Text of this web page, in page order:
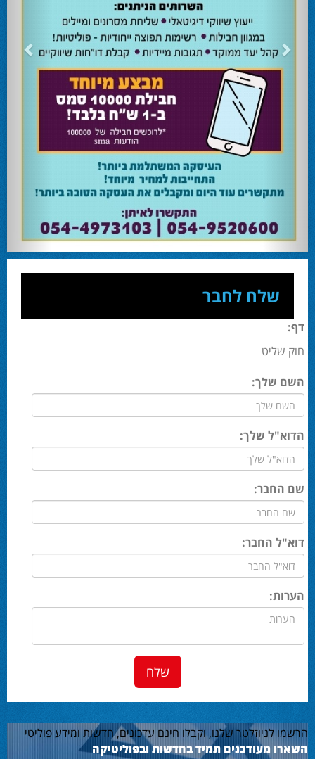
השרה מירי רגב קוראת לבוא ולהצביע ולהשפיע 24.02.24
השרה מירי רגב קוראת לבוא ולהצביע ולהשפיע בבחירות המוניציפליות שיתקיימו ביום
אוהד שגב הפסיד בעכו
עמיחי בן שלוש מקורבו של השר ניר ברקת ניצח את הבחירות בעכו ויכהן כראש העיר.
מחל זכתה במנדט אחד בבאר שבע
עו''ד אמנון כהן שעומד בראש רשימת מחל למועצת העיר זכה במנדט אחד ואילו שמעון
בוקר שהתמודד אף הוא למועצה לא הצליח להיבחר.
המשבר בליכוד העולמי 23.10.24
האם ההסכם של מיקי זוהר מחזק את הימין או השמאל? האם ההסכם חוקי או לא?שמירה
או הדחה? ומה יחליט בעתיד המרכז? עוד שנה בחירות בליכוד העולמי . הכל במגזין
המלא - עמ' 4.
שלח לחבר
דף:
חוק שליט
השם שלך:
הדוא"ל שלך:
שם החבר:
דוא"ל החבר:
הערות:
הרשמו לניוזלטר שלנו, וקבלו חינם עדכונים, חדשות ומידע פוליטי
השארו מעודכנים תמיד בחדשות ובפוליטיקה